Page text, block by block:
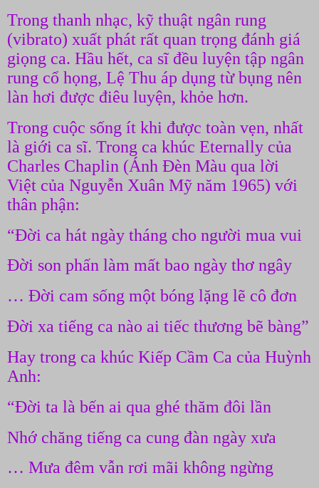
Trong thanh nhạc, kỹ thuật ngân rung
(vibrato) xuất phát rất quan trọng đánh giá
giọng ca. Hầu hết, ca sĩ đều luyện tập ngân
rung cổ họng, Lệ Thu áp dụng từ bụng nên
làn hơi được điêu luyện, khỏe hơn.
Trong cuộc sống ít khi được toàn vẹn, nhất
là giới ca sĩ. Trong ca khúc Eternally của
Charles Chaplin (Ánh Đèn Màu qua lời
Việt của Nguyễn Xuân Mỹ năm 1965) với
thân phận:
“Đời ca hát ngày tháng cho người mua vui
Đời son phấn làm mất bao ngày thơ ngây
… Đời cam sống một bóng lặng lẽ cô đơn
Đời xa tiếng ca nào ai tiếc thương bẽ bàng”
Hay trong ca khúc Kiếp Cầm Ca của Huỳnh
Anh:
“Đời ta là bến ai qua ghé thăm đôi lần
Nhớ chăng tiếng ca cung đàn ngày xưa
… Mưa đêm vẫn rơi mãi không ngừng